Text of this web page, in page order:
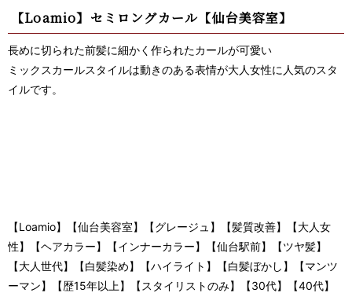
【Loamio】セミロングカール【仙台美容室】
長めに切られた前髪に細かく作られたカールが可愛い
ミックスカールスタイルは動きのある表情が大人女性に人気のスタ
イルです。
【Loamio】【仙台美容室】【グレージュ】【髪質改善】【大人女
性】【ヘアカラー】【インナーカラー】【仙台駅前】【ツヤ髪】
【大人世代】【白髪染め】【ハイライト】【白髪ぼかし】【マンツ
ーマン】【歴15年以上】【スタイリストのみ】【30代】【40代】